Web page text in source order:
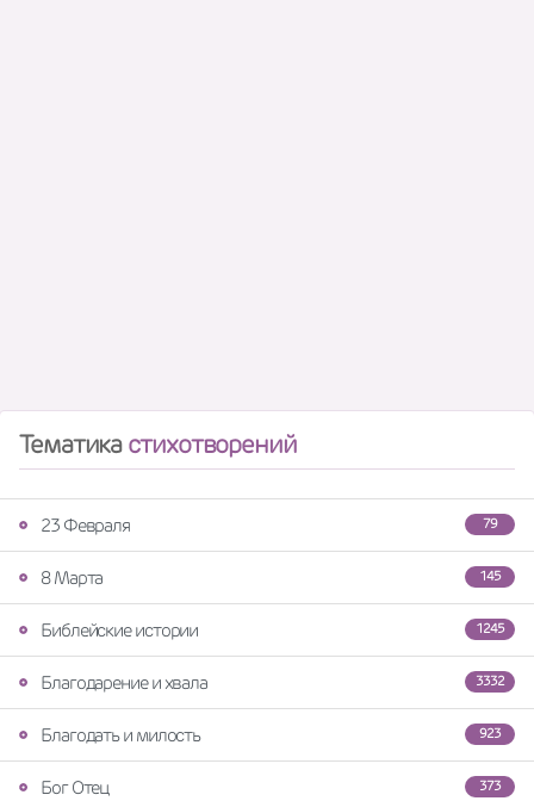
Тематикастихотворений
79
23 Февраля
145
8 Марта
1245
Библейские истории
3332
Благодарение и хвала
923
Благодать и милость
373
Бог Отец